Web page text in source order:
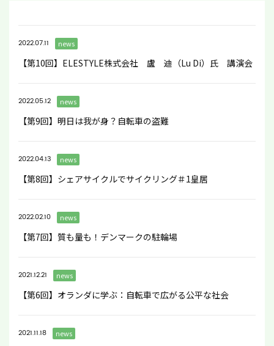
2022.07.11 news
【第10回】ELESTYLE株式会社 盧 迪（Lu Di）氏 講演会
2022.05.12 news
【第9回】明日は我が身？自転車の盗難
2022.04.13 news
【第8回】シェアサイクルでサイクリング＃1皇居
2022.02.10 news
【第7回】質も量も！デンマークの駐輪場
2021.12.21 news
【第6回】オランダに学ぶ：自転車で広がる公平な社会
2021.11.18 news